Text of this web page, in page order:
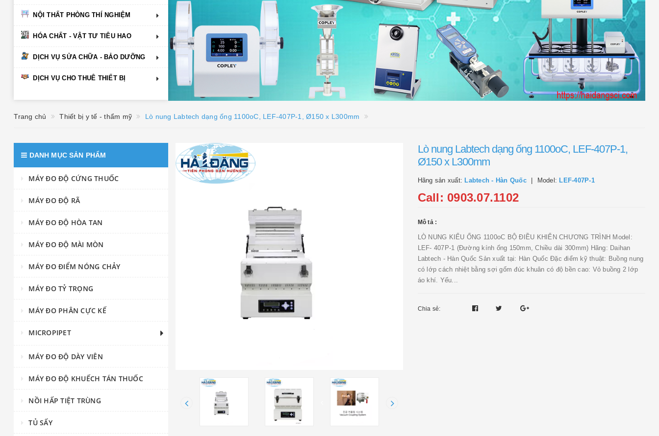
NỘI THẤT PHÒNG THÍ NGHIỆM
HÓA CHẤT - VẬT TƯ TIÊU HAO
DỊCH VỤ SỬA CHỮA - BẢO DƯỠNG
DỊCH VỤ CHO THUÊ THIẾT BỊ
Trang chủ Thiết bị y tế - thẩm mỹ Lò nung Labtech dạng ống 1100oC, LEF-407P-1, Ø150 x L300mm
Lò nung Labtech dạng ống 1100oC, LEF-407P-1,
Ø150 x L300mm
Hãng sản xuất: Labtech - Hàn Quốc Model: LEF-407P-1
Call: 0903.07.1102
Mô tả :
LÒ NUNG KIỂU ỐNG 1100oC BỘ ĐIỀU KHIỂN CHƯƠNG TRÌNH Model:
LEF- 407P-1 (Đường kính ống 150mm, Chiều dài 300mm) Hãng: Daihan
Labtech - Hàn Quốc Sản xuất tại: Hàn Quốc Đặc điểm kỹ thuật: Buồng nung
có lớp cách nhiệt bằng sợi gốm đúc khuân có độ bền cao: Vỏ buồng 2 lớp
áo khí. Yếu...
Chia sẻ:
DANH MỤC SẢN PHẨM
MÁY ĐO ĐỘ CỨNG THUỐC
MÁY ĐO ĐỘ RÃ
MÁY ĐO ĐỘ HÒA TAN
MÁY ĐO ĐỘ MÀI MÒN
MÁY ĐO ĐIỂM NÓNG CHẢY
MÁY ĐO TỶ TRỌNG
MÁY ĐO PHÂN CỰC KẾ
MICROPIPET
MÁY ĐO ĐỘ DÀY VIÊN
MÁY ĐO ĐỘ KHUẾCH TÁN THUỐC
NỒI HẤP TIỆT TRÙNG
TỦ SẤY